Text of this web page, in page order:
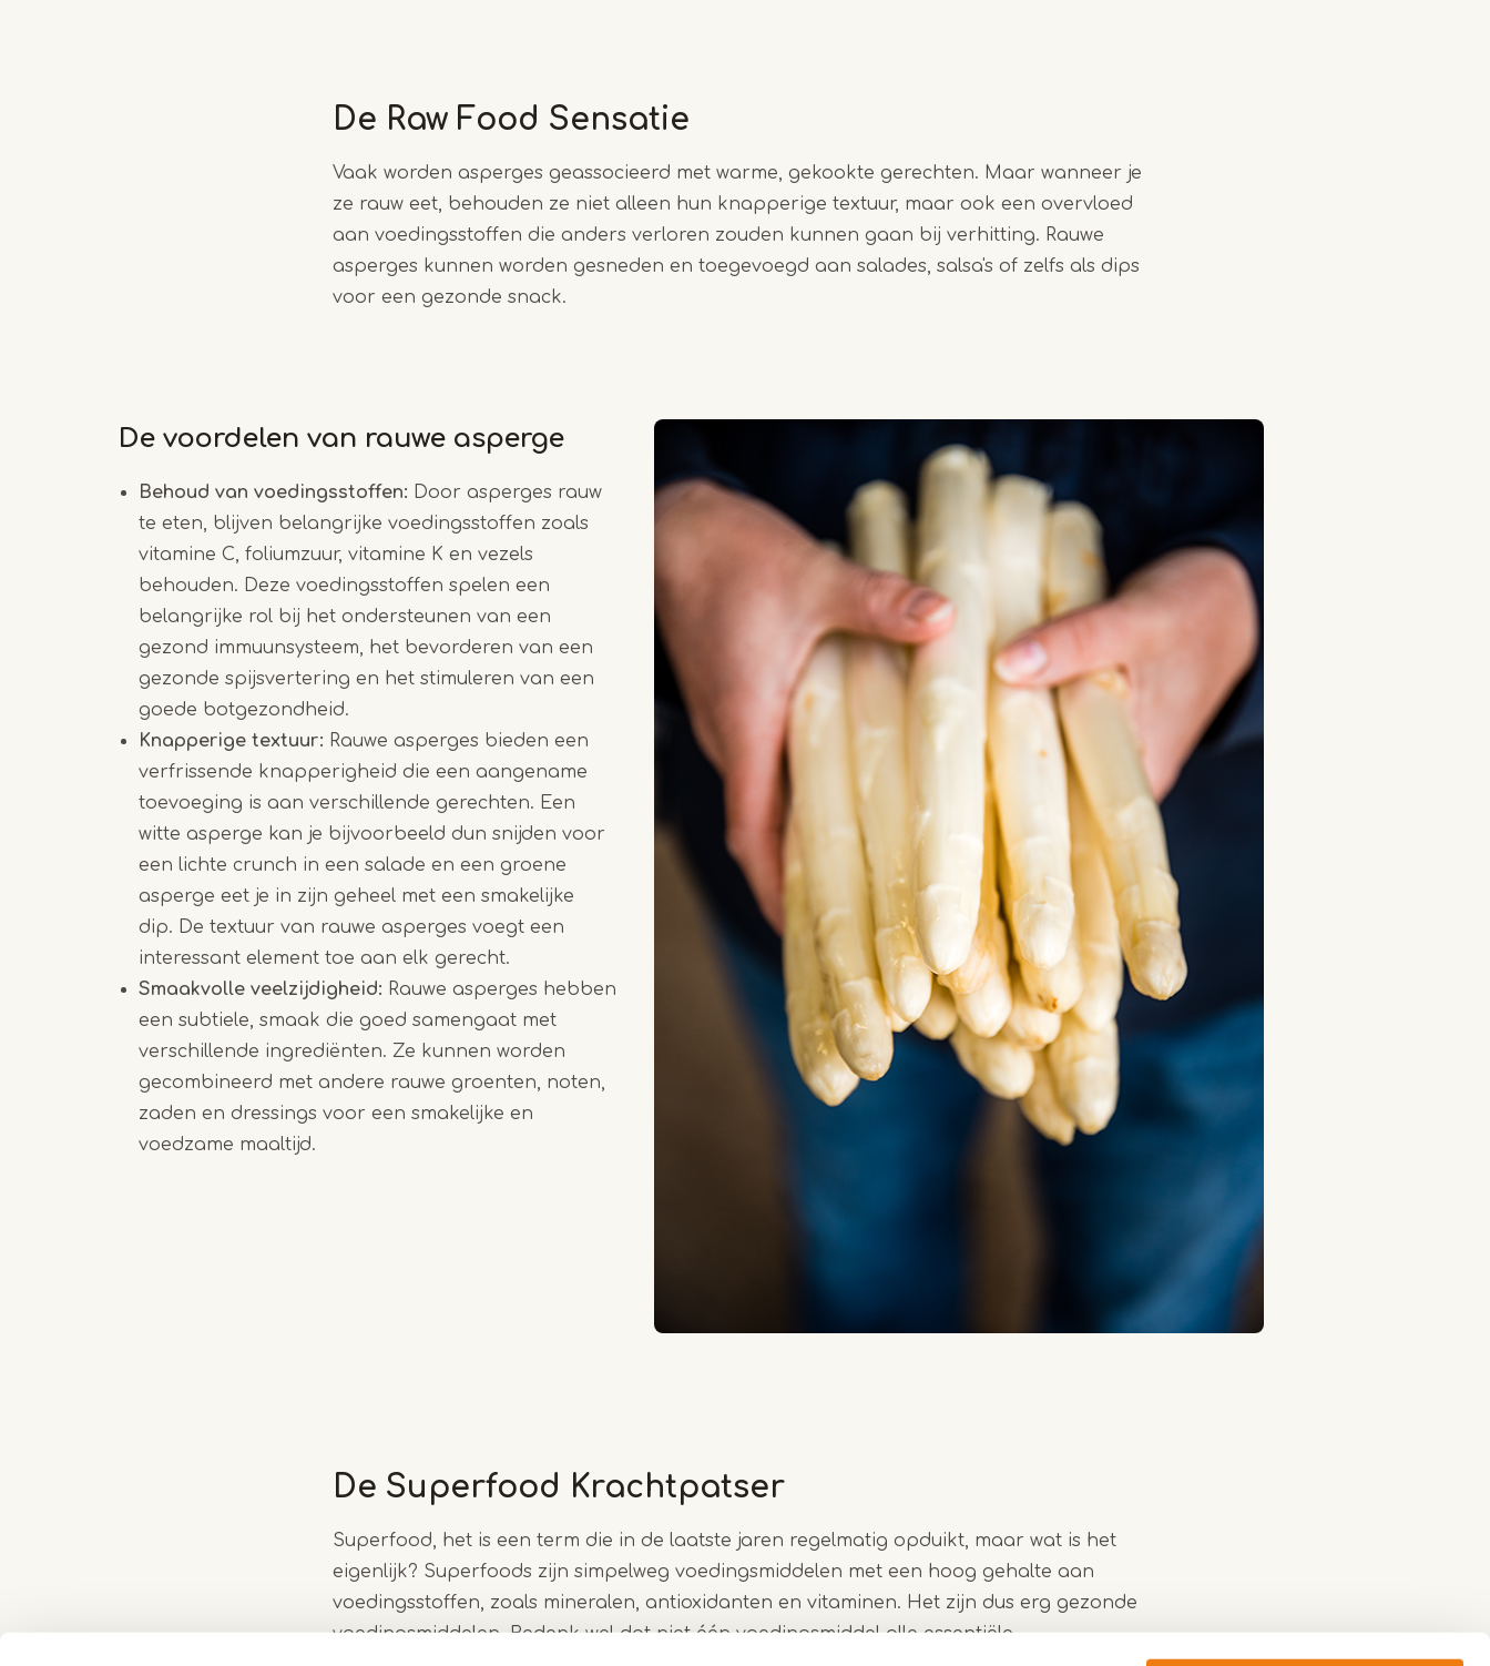
De Raw Food Sensatie
Vaak worden asperges geassocieerd met warme, gekookte gerechten. Maar wanneer je
ze rauw eet, behouden ze niet alleen hun knapperige textuur, maar ook een overvloed
aan voedingsstoffen die anders verloren zouden kunnen gaan bij verhitting. Rauwe
asperges kunnen worden gesneden en toegevoegd aan salades, salsa's of zelfs als dips
voor een gezonde snack.
De voordelen van rauwe asperge
Behoud van voedingsstoffen: Door asperges rauw
te eten, blijven belangrijke voedingsstoffen zoals
vitamine C, foliumzuur, vitamine K en vezels
behouden. Deze voedingsstoffen spelen een
belangrijke rol bij het ondersteunen van een
gezond immuunsysteem, het bevorderen van een
gezonde spijsvertering en het stimuleren van een
goede botgezondheid.
Knapperige textuur: Rauwe asperges bieden een
verfrissende knapperigheid die een aangename
toevoeging is aan verschillende gerechten. Een
witte asperge kan je bijvoorbeeld dun snijden voor
een lichte crunch in een salade en een groene
asperge eet je in zijn geheel met een smakelijke
dip. De textuur van rauwe asperges voegt een
interessant element toe aan elk gerecht.
Smaakvolle veelzijdigheid: Rauwe asperges hebben
een subtiele, smaak die goed samengaat met
verschillende ingrediënten. Ze kunnen worden
gecombineerd met andere rauwe groenten, noten,
zaden en dressings voor een smakelijke en
voedzame maaltijd.
De Superfood Krachtpatser
Superfood, het is een term die in de laatste jaren regelmatig opduikt, maar wat is het
eigenlijk? Superfoods zijn simpelweg voedingsmiddelen met een hoog gehalte aan
voedingsstoffen, zoals mineralen, antioxidanten en vitaminen. Het zijn dus erg gezonde
voedingsmiddelen. Bedenk wel dat niet één voedingsmiddel alle essentiële